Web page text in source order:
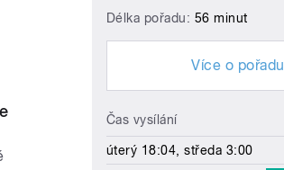
Délka pořadu: 56 minut
Více o pořadu
Čas vysílání
úterý 18:04, středa 3:00